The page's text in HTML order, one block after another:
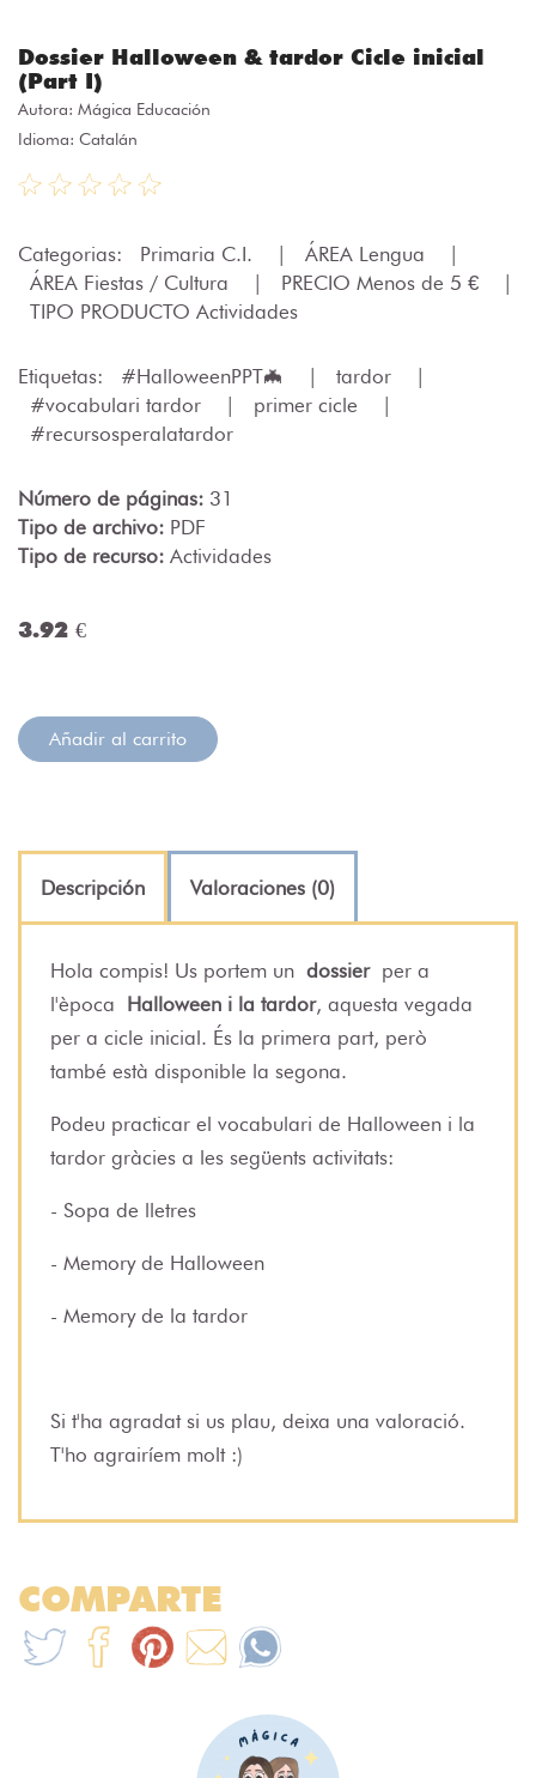
Dossier Halloween & tardor Cicle inicial
(Part I)
Autora: Mágica Educación
Idioma: Catalán
Categorias: Primaria C.I. ÁREA Lengua
ÁREA Fiestas / Cultura
PRECIO Menos de 5 €
TIPO PRODUCTO Actividades
Etiquetas: #HalloweenPPT🦇 tardor
#vocabulari tardor
primer cicle
#recursosperalatardor
Número de páginas: 31
Tipo de archivo: PDF
Tipo de recurso: Actividades
3.92 €
Añadir al carrito
Descripción Valoraciones (0)
Hola compis! Us portem un dossier per a
l'època Halloween i la tardor, aquesta vegada
per a cicle inicial. És la primera part, però
també està disponible la segona.
Podeu practicar el vocabulari de Halloween i la
tardor gràcies a les següents activitats:
- Sopa de lletres
- Memory de Halloween
- Memory de la tardor
Si t'ha agradat si us plau, deixa una valoració.
T'ho agrairíem molt :)
COMPARTE